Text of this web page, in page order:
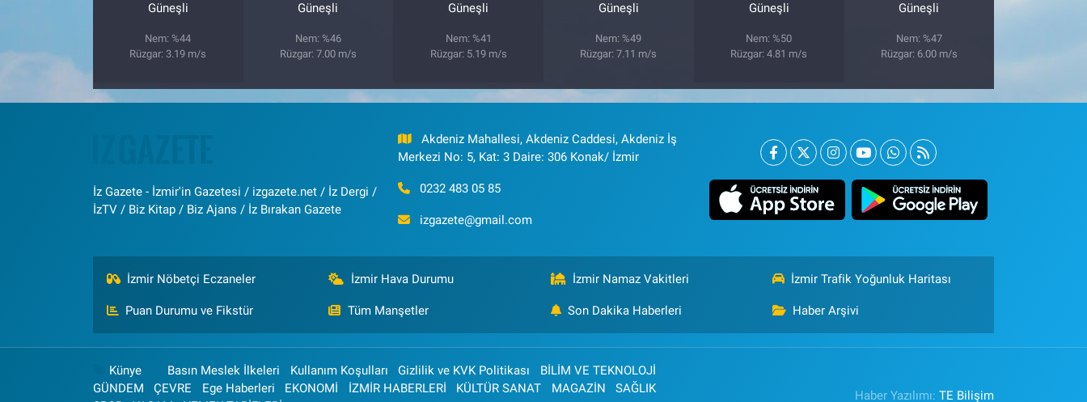
Güneşli
Nem: %44
Rüzgar: 3.19 m/s
Güneşli
Nem: %46
Rüzgar: 7.00 m/s
Güneşli
Nem: %41
Rüzgar: 5.19 m/s
Güneşli
Nem: %49
Rüzgar: 7.11 m/s
Güneşli
Nem: %50
Rüzgar: 4.81 m/s
Güneşli
Nem: %47
Rüzgar: 6.00 m/s
İz Gazete - İzmir'in Gazetesi / izgazete.net / İz Dergi /
İzTV / Biz Kitap / Biz Ajans / İz Bırakan Gazete
Akdeniz Mahallesi, Akdeniz Caddesi, Akdeniz İş
Merkezi No: 5, Kat: 3 Daire: 306 Konak/ İzmir
0232 483 05 85
izgazete@gmail.com
İzmir Nöbetçi Eczaneler İzmir Hava Durumu İzmir Namaz Vakitleri İzmir Trafik Yoğunluk Haritası
Puan Durumu ve Fikstür Tüm Manşetler Son Dakika Haberleri Haber Arşivi
Künye Basın Meslek İlkeleri Kullanım Koşulları Gizlilik ve KVK Politikası
BİLİM VE TEKNOLOJİ
GÜNDEM
ÇEVRE Ege Haberleri EKONOMİ İZMİR HABERLERİ KÜLTÜR SANAT MAGAZİN
SAĞLIK
Haber Yazılımı:TE Bilişim